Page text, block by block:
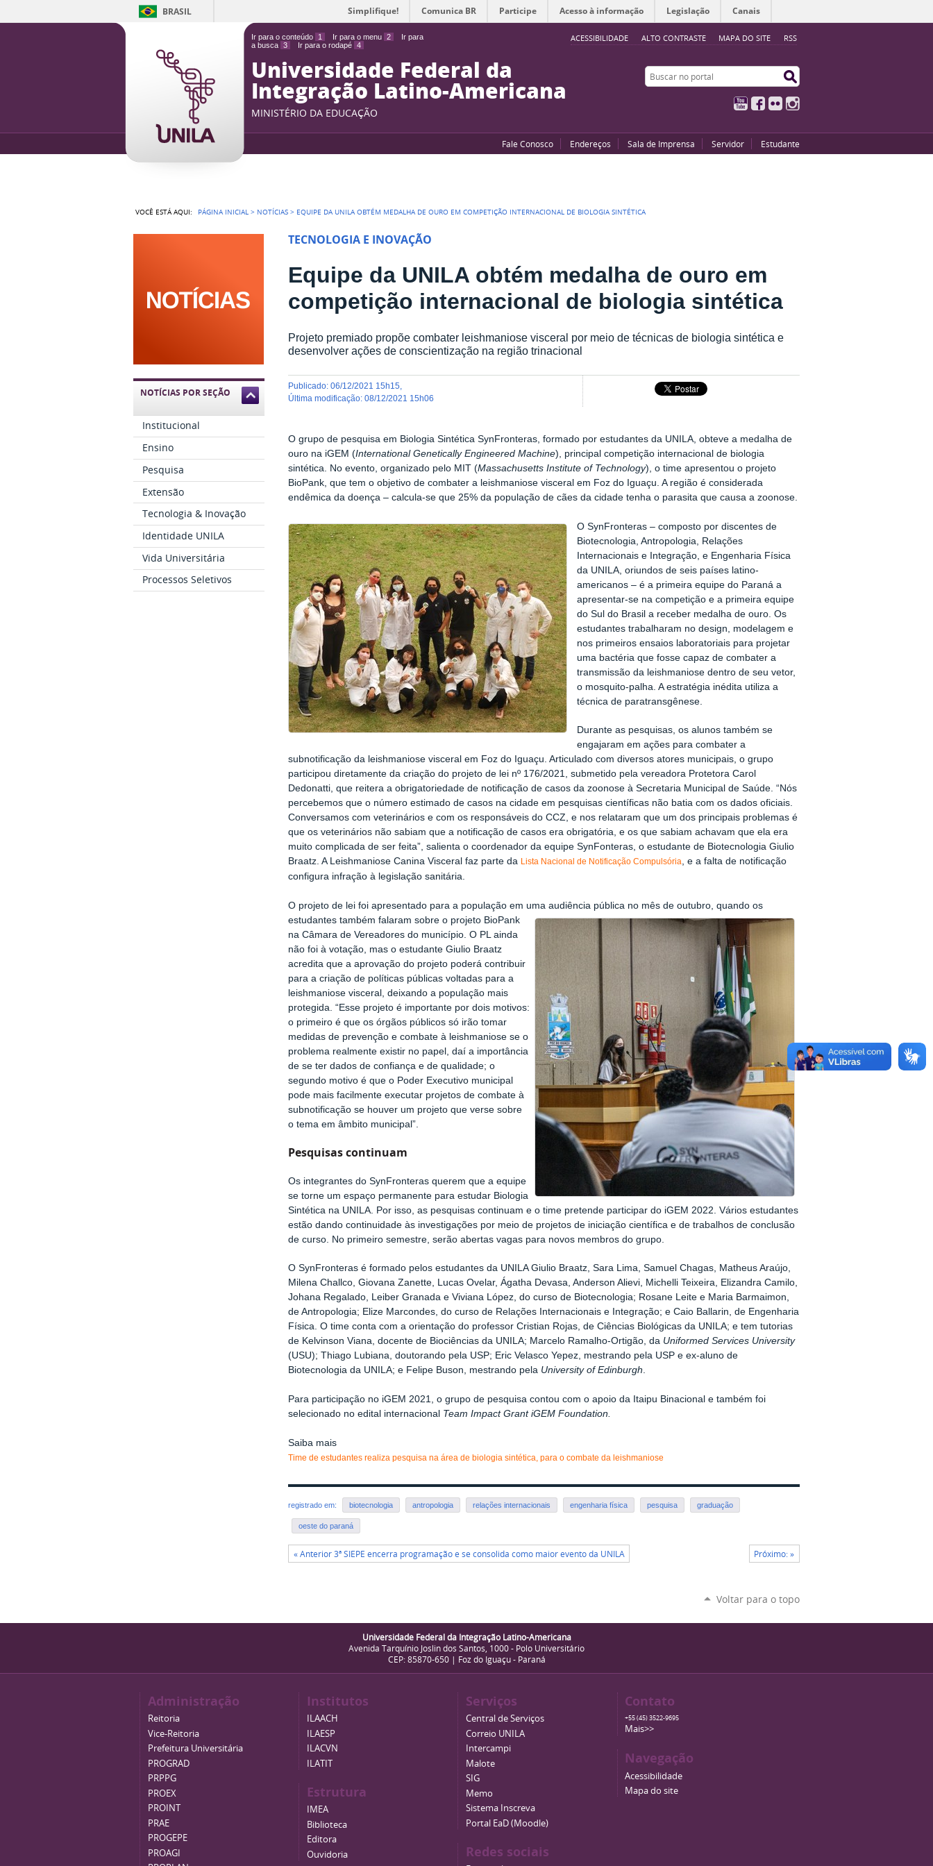
Ir para o conteúdo 1 Ir para o menu 2
Ir para
a busca 3 Ir para o rodapé 4
ACESSIBILIDADE ALTO CONTRASTE MAPA DO SITE RSS
BRASIL Simplifique! Comunica BR Participe Acesso à informação Legislação Canais
Universidade Federal da
Integração Latino-Americana
MINISTÉRIO DA EDUCAÇÃO
Buscar no portal
YouTubeFacebook
Flickr
Fale Conosco Endereços Sala de Imprensa Servidor Estudante
VOCÊ ESTÁ AQUI: PÁGINA INICIAL > NOTÍCIAS > EQUIPE DA UNILA OBTÉM MEDALHA DE OURO EM COMPETIÇÃO INTERNACIONAL DE BIOLOGIA SINTÉTICA
NOTÍCIAS POR SEÇÃO
Institucional
Ensino
Pesquisa
Extensão
Tecnologia & Inovação
Identidade UNILA
Vida Universitária
Processos Seletivos
TECNOLOGIA E INOVAÇÃO
Equipe da UNILA obtém medalha de ouro em
competição internacional de biologia sintética
Projeto premiado propõe combater leishmaniose visceral por meio de técnicas de biologia sintética e
desenvolver ações de conscientização na região trinacional
publicado:06/12/2021 15h15
última modificação:08/12/2021 15h06
O grupo de pesquisa em Biologia Sintética SynFronteras, formado por estudantes da UNILA, obteve a medalha de
ouro na iGEM (International Genetically Engineered Machine), principal competição internacional de biologia
sintética. No evento, organizado pelo MIT (Massachusetts Institute of Technology), o time apresentou o projeto
BioPank, que tem o objetivo de combater a leishmaniose visceral em Foz do Iguaçu. A região é considerada
endêmica da doença – calcula-se que 25% da população de cães da cidade tenha o parasita que causa a zoonose.
O SynFronteras – composto por discentes de
Biotecnologia, Antropologia, Relações
Internacionais e Integração, e Engenharia Física
da UNILA, oriundos de seis países latino-
americanos – é a primeira equipe do Paraná a
apresentar-se na competição e a primeira equipe
do Sul do Brasil a receber medalha de ouro. Os
estudantes trabalharam no design, modelagem e
nos primeiros ensaios laboratoriais para projetar
uma bactéria que fosse capaz de combater a
transmissão da leishmaniose dentro de seu vetor,
o mosquito-palha. A estratégia inédita utiliza a
técnica de paratransgênese.
Durante as pesquisas, os alunos também se
engajaram em ações para combater a
subnotificação da leishmaniose visceral em Foz do Iguaçu. Articulado com diversos atores municipais, o grupo
participou diretamente da criação do projeto de lei nº 176/2021, submetido pela vereadora Protetora Carol
Dedonatti, que reitera a obrigatoriedade de notificação de casos da zoonose à Secretaria Municipal de Saúde. “Nós
percebemos que o número estimado de casos na cidade em pesquisas científicas não batia com os dados oficiais.
Conversamos com veterinários e com os responsáveis do CCZ, e nos relataram que um dos principais problemas é
que os veterinários não sabiam que a notificação de casos era obrigatória, e os que sabiam achavam que ela era
muito complicada de ser feita”, salienta o coordenador da equipe SynFonteras, o estudante de Biotecnologia Giulio
Braatz. A Leishmaniose Canina Visceral faz parte da Lista Nacional de Notificação Compulsória, e a falta de notificação
configura infração à legislação sanitária.
O projeto de lei foi apresentado para a população em uma audiência pública no mês de outubro, quando os
estudantes também falaram sobre o projeto BioPank
na Câmara de Vereadores do município. O PL ainda
não foi à votação, mas o estudante Giulio Braatz
acredita que a aprovação do projeto poderá contribuir
para a criação de políticas públicas voltadas para a
leishmaniose visceral, deixando a população mais
protegida. “Esse projeto é importante por dois motivos:
o primeiro é que os órgãos públicos só irão tomar
medidas de prevenção e combate à leishmaniose se o
problema realmente existir no papel, daí a importância
de se ter dados de confiança e de qualidade; o
segundo motivo é que o Poder Executivo municipal
pode mais facilmente executar projetos de combate à
subnotificação se houver um projeto que verse sobre
o tema em âmbito municipal”.
Pesquisas continuam
Os integrantes do SynFronteras querem que a equipe
se torne um espaço permanente para estudar Biologia
Sintética na UNILA. Por isso, as pesquisas continuam e o time pretende participar do iGEM 2022. Vários estudantes
estão dando continuidade às investigações por meio de projetos de iniciação científica e de trabalhos de conclusão
de curso. No primeiro semestre, serão abertas vagas para novos membros do grupo.
O SynFronteras é formado pelos estudantes da UNILA Giulio Braatz, Sara Lima, Samuel Chagas, Matheus Araújo,
Milena Challco, Giovana Zanette, Lucas Ovelar, Ágatha Devasa, Anderson Alievi, Michelli Teixeira, Elizandra Camilo,
Johana Regalado, Leiber Granada e Viviana López, do curso de Biotecnologia; Rosane Leite e Maria Barmaimon,
de Antropologia; Elize Marcondes, do curso de Relações Internacionais e Integração; e Caio Ballarin, de Engenharia
Física. O time conta com a orientação do professor Cristian Rojas, de Ciências Biológicas da UNILA; e tem tutorias
de Kelvinson Viana, docente de Biociências da UNILA; Marcelo Ramalho-Ortigão, da Uniformed Services University
(USU); Thiago Lubiana, doutorando pela USP; Eric Velasco Yepez, mestrando pela USP e ex-aluno de
Biotecnologia da UNILA; e Felipe Buson, mestrando pela University of Edinburgh.
Para participação no iGEM 2021, o grupo de pesquisa contou com o apoio da Itaipu Binacional e também foi
selecionado no edital internacional Team Impact Grant iGEM Foundation.
Saiba mais
Time de estudantes realiza pesquisa na área de biologia sintética, para o combate da leishmaniose
registrado em: biotecnologia antropologia relações internacionais engenharia física pesquisa graduação
oeste do paraná
« Anterior 3ª SIEPE encerra programação e se consolida como maior evento da UNILA Próximo: »
Voltar para o topo
Universidade Federal da Integração Latino-Americana
Avenida Tarquínio Joslin dos Santos, 1000 - Polo Universitário
CEP: 85870-650 | Foz do Iguaçu - Paraná
Administração
Reitoria
Vice-Reitoria
Prefeitura Universitária
PROGRAD
PRPPG
PROEX
PROINT
PRAE
PROGEPE
PROAGI
Institutos
ILAACH
ILAESP
ILACVN
ILATIT
Estrutura
IMEA
Biblioteca
Editora
Ouvidoria
Serviços
Central de Serviços
Correio UNILA
Intercampi
Malote
SIG
Memo
Sistema Inscreva
Portal EaD (Moodle)
Redes sociais
Contato
+55 (45) 3522-9695
Mais>>
Navegação
Acessibilidade
Mapa do site